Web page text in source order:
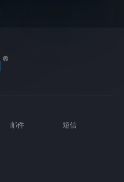
邮件
短信